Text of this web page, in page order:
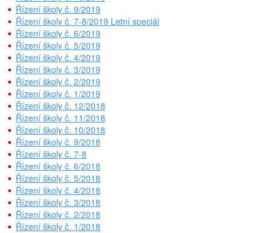
Řízení školy č. 9/2019
Řízení školy č. 7-8/2019 Letní speciál
Řízení školy č. 6/2019
Řízení školy č. 5/2019
Řízení školy č. 4/2019
Řízení školy č. 3/2019
Řízení školy č. 2/2019
Řízení školy č. 1/2019
Řízení školy č. 12/2018
Řízení školy č. 11/2018
Řízení školy č. 10/2018
Řízení školy č. 9/2018
Řízení školy č. 7-8
Řízení školy č. 6/2018
Řízení školy č. 5/2018
Řízení školy č. 4/2018
Řízení školy č. 3/2018
Řízení školy č. 2/2018
Řízení školy č. 1/2018